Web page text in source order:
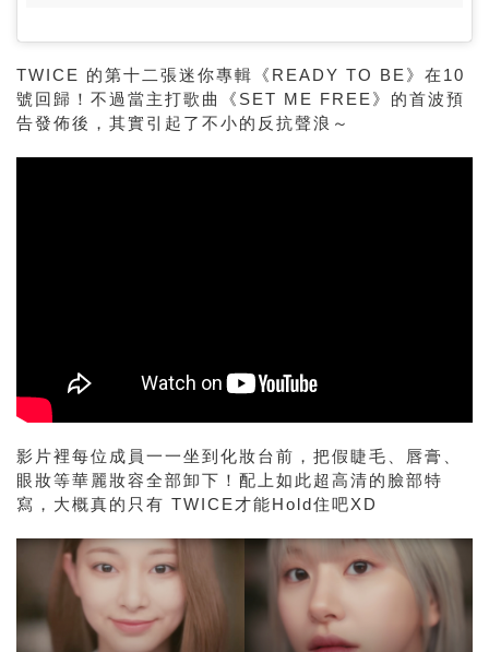
TWICE 的第十二張迷你專輯《READY TO BE》在10
號回歸！不過當主打歌曲《SET ME FREE》的首波預
告發佈後，其實引起了不小的反抗聲浪～
影片裡每位成員一一坐到化妝台前，把假睫毛、唇膏、
眼妝等華麗妝容全部卸下！配上如此超高清的臉部特
寫，大概真的只有 TWICE才能Hold住吧XD